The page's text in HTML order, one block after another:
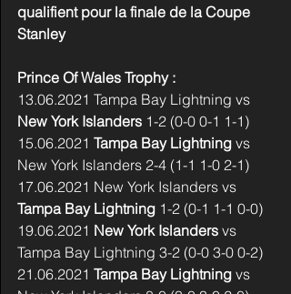
qualifient pour la finale de la Coupe
Stanley
Prince Of Wales Trophy :
13.06.2021 Tampa Bay Lightning vs
New York Islanders 1-2 (0-0 0-1 1-1)
15.06.2021 Tampa Bay Lightning vs
New York Islanders 2-4 (1-1 1-0 2-1)
17.06.2021 New York Islanders vs
Tampa Bay Lightning 1-2 (0-1 1-1 0-0)
19.06.2021 New York Islanders vs
Tampa Bay Lightning 3-2 (0-0 3-0 0-2)
21.06.2021 Tampa Bay Lightning vs